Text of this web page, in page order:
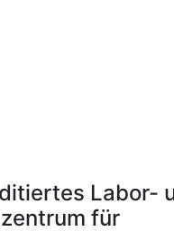
Labor-
für